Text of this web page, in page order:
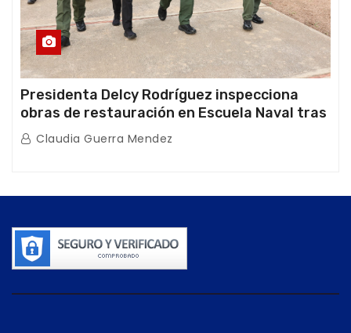
Presidenta Delcy Rodríguez inspecciona
obras de restauración en Escuela Naval tras
afectaciones sísmicas en La Guaira
Claudia Guerra Mendez